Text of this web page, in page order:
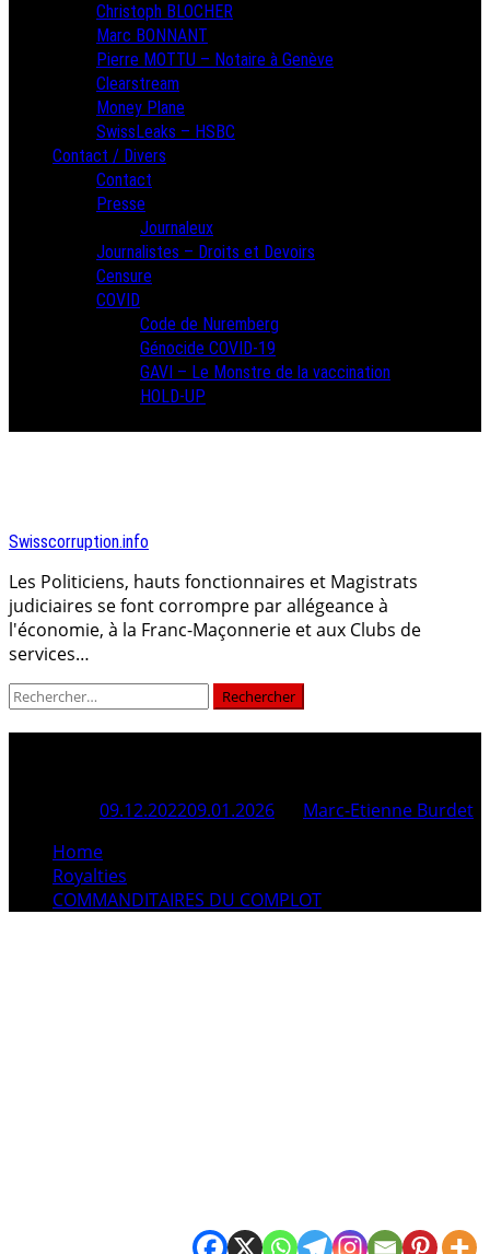
Christoph BLOCHER
Marc BONNANT
Pierre MOTTU – Notaire à Genève
Clearstream
Money Plane
SwissLeaks – HSBC
Contact / Divers
Contact
Presse
Journaleux
Journalistes – Droits et Devoirs
Censure
COVID
Code de Nuremberg
Génocide COVID-19
GAVI – Le Monstre de la vaccination
HOLD-UP
Swisscorruption.info
Les Politiciens, hauts fonctionnaires et Magistrats
judiciaires se font corrompre par allégeance à
l'économie, à la Franc-Maçonnerie et aux Clubs de
services…
Rechercher :
09.12.202209.01.2026
Marc-Etienne Burdet
Home
Royalties
COMMANDITAIRES DU COMPLOT